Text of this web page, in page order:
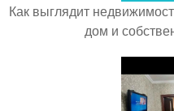
Как выглядит
дом и